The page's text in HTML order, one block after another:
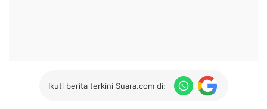
Ikuti berita terkini Suara.com di: